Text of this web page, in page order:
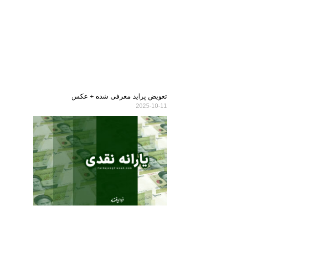
تعویض پراید معرفی شده + عکس
2025-10-11